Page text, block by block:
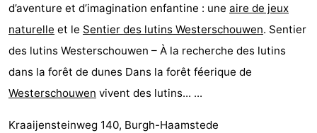
d’aventure et d’imagination enfantine : une aire de jeux
naturelle et le Sentier des lutins Westerschouwen. Sentier
des lutins Westerschouwen – À la recherche des lutins
dans la forêt de dunes Dans la forêt féerique de
Westerschouwen vivent des lutins... ...
Kraaijensteinweg 140, Burgh-Haamstede